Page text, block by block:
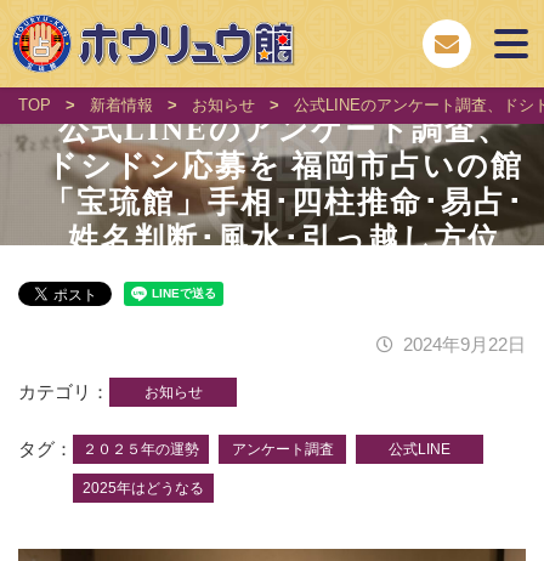
TOP > 新着情報 > お知らせ > 公式LINEのアンケート調査、ドシ
公式LINEのアンケート調査、
ドシドシ応募を 福岡市占いの館
「宝琉館」手相･四柱推命･易占･
姓名判断･風水･引っ越し方位
2024年9月22日
カテゴリ お知らせ
タグ ２０２５年の運勢 アンケート調査 公式LINE
2025年はどうなる